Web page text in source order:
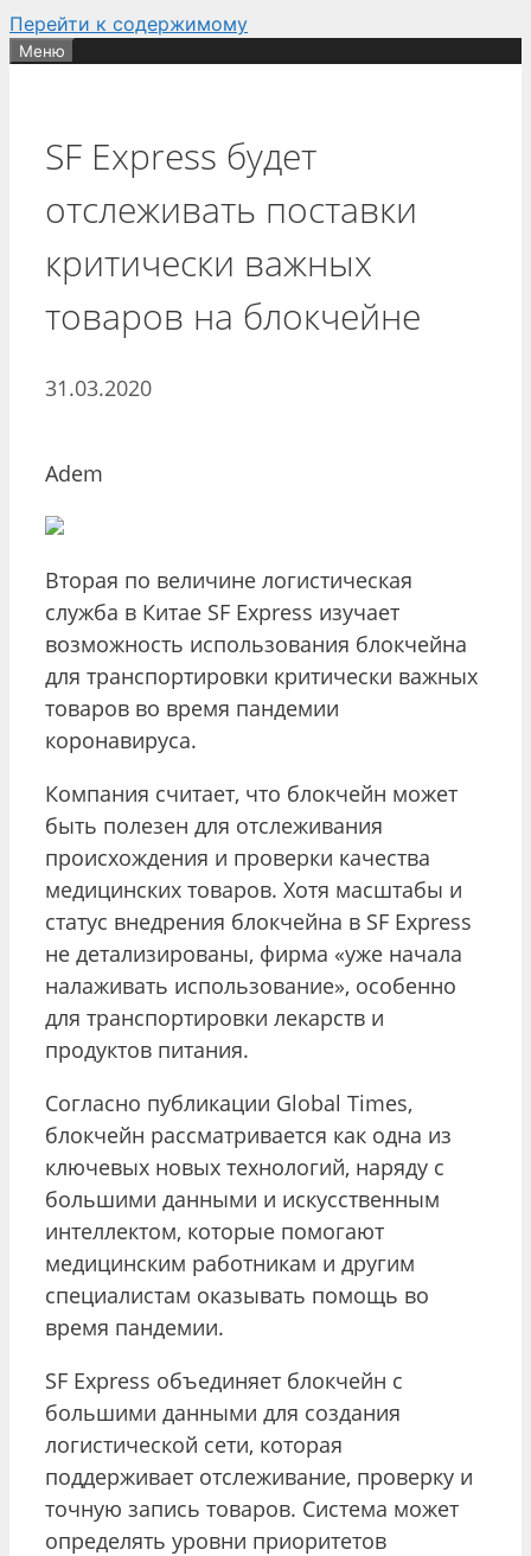
Перейти к содержимому
Меню
SF Express будет
отслеживать поставки
критически важных
товаров на блокчейне
31.03.2020
Adem
Вторая по величине логистическая
служба в Китае SF Express изучает
возможность использования блокчейна
для транспортировки критически важных
товаров во время пандемии
коронавируса.
Компания считает, что блокчейн может
быть полезен для отслеживания
происхождения и проверки качества
медицинских товаров. Хотя масштабы и
статус внедрения блокчейна в SF Express
не детализированы, фирма «уже начала
налаживать использование», особенно
для транспортировки лекарств и
продуктов питания.
Согласно публикации Global Times,
блокчейн рассматривается как одна из
ключевых новых технологий, наряду с
большими данными и искусственным
интеллектом, которые помогают
медицинским работникам и другим
специалистам оказывать помощь во
время пандемии.
SF Express объединяет блокчейн с
большими данными для создания
логистической сети, которая
поддерживает отслеживание, проверку и
точную запись товаров. Система может
определять уровни приоритетов